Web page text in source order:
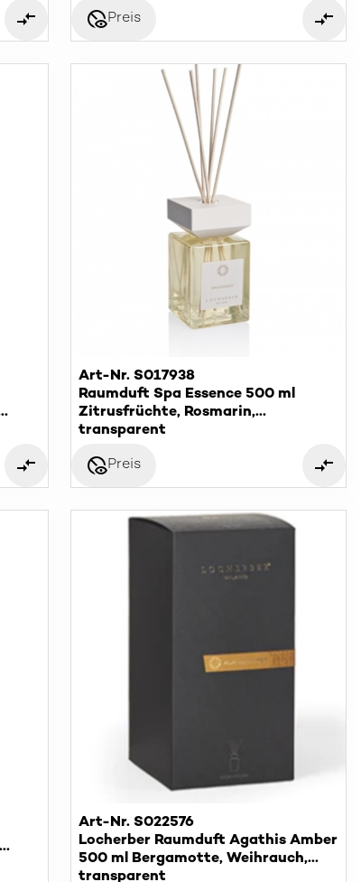
disabled_visiblePreis
Art-Nr. S017938
Raumduft Spa Essence 500 ml
Zitrusfrüchte, Rosmarin,
Zedernholz
transparent
disabled_visiblePreis
Art-Nr. S022576
Locherber Raumduft Agathis Amber
500 ml Bergamotte, Weihrauch,
Vanille, weisse Rosen
transparent